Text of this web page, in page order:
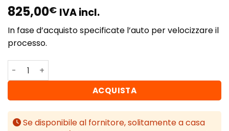
825,00€ IVA incl.
In fase d’acquisto specificate l’auto per velocizzare il
processo.
Concaver CVR7 22x10,5 ET19 5x112 Brushed Bronze
ACQUISTA
Se disponibile al fornitore, solitamente a casa